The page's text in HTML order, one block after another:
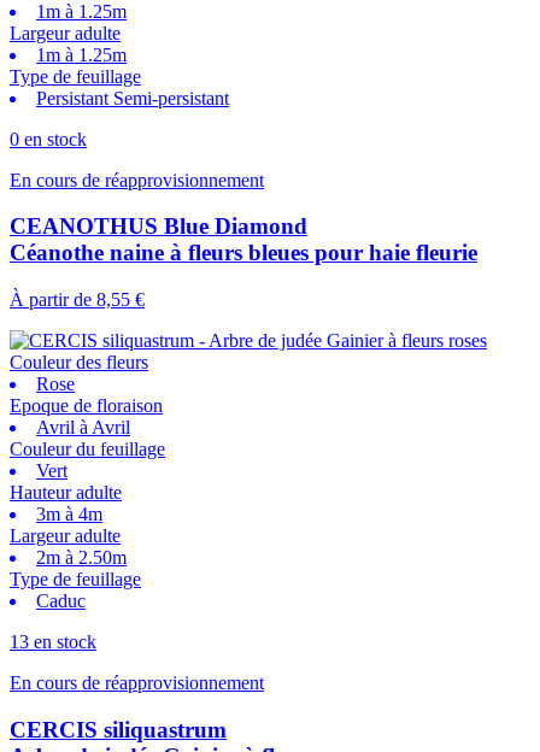
1m à 1.25m
Largeur adulte
1m à 1.25m
Type de feuillage
Persistant Semi-persistant
0 en stock
En cours de réapprovisionnement
CEANOTHUS Blue Diamond
Céanothe naine à fleurs bleues pour haie fleurie
À partir de 8,55 €
Couleur des fleurs
Rose
Epoque de floraison
Avril à Avril
Couleur du feuillage
Vert
Hauteur adulte
3m à 4m
Largeur adulte
2m à 2.50m
Type de feuillage
Caduc
13 en stock
En cours de réapprovisionnement
CERCIS siliquastrum